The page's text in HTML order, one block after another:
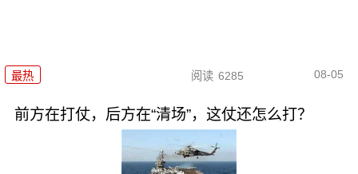
最热 阅读 6285 08-05
前方在打仗，后方在“清场”，这仗还怎么打？